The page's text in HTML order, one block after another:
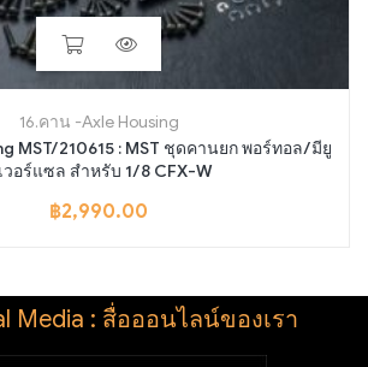
16.คาน -Axle Housing
MST/210615 : MST ชุดคานยก พอร์ทอล/มียู
วอร์แซล สำหรับ 1/8 CFX-W
฿2,990.00
Media : สื่อออนไลน์ของเรา